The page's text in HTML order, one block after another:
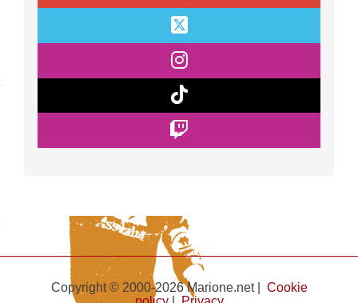
Copyright © 2000-2026 Marione.net | Cookie